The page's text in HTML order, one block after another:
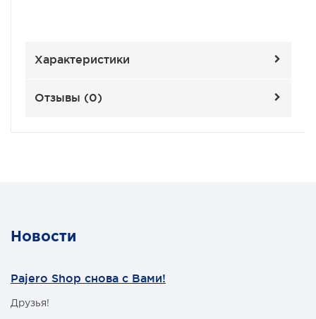
Характеристики
Отзывы (0)
Новости
Pajero Shop снова с Вами!
Друзья!